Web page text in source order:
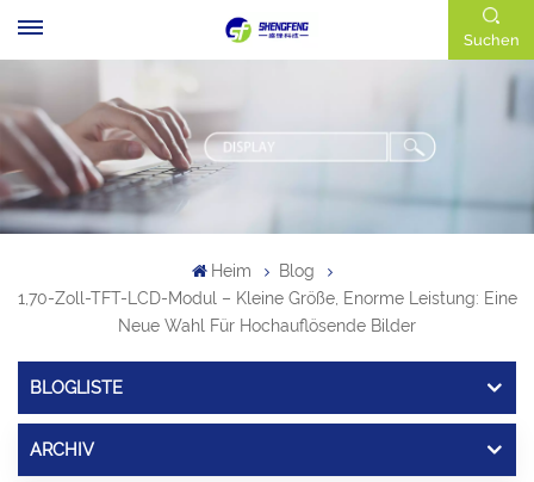
Suchen
Heim
Blog
1,70-Zoll-TFT-LCD-Modul – Kleine Größe, Enorme Leistung: Eine
Neue Wahl Für Hochauflösende Bilder
BLOGLISTE
ARCHIV